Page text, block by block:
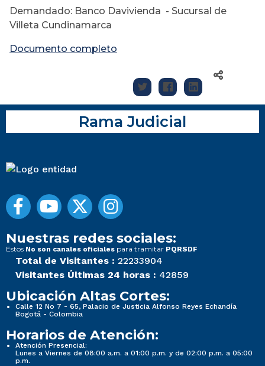
Demandado: Banco Davivienda - Sucursal de
Villeta Cundinamarca
Documento completo
Rama Judicial
Nuestras redes sociales:
Estos No son canales oficiales para tramitar PQRSDF
Total de Visitantes : 22233904
Visitantes Últimas 24 horas : 42859
Ubicación Altas Cortes:
Calle 12 No 7 - 65, Palacio de Justicia Alfonso Reyes Echandía
Bogotá - Colombia
Horarios de Atención:
Atención Presencial:
Lunes a Viernes de 08:00 a.m. a 01:00 p.m. y de 02:00 p.m. a 05:00
p.m.